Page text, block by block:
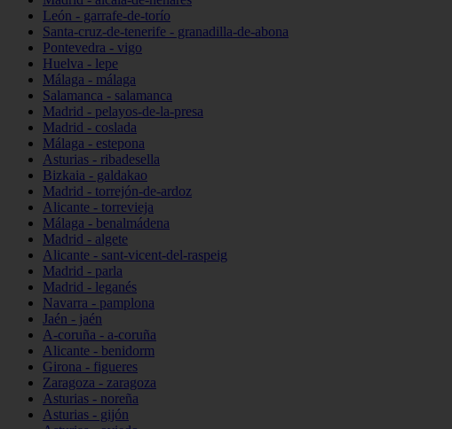
León - garrafe-de-torío
Santa-cruz-de-tenerife - granadilla-de-abona
Pontevedra - vigo
Huelva - lepe
Málaga - málaga
Salamanca - salamanca
Madrid - pelayos-de-la-presa
Madrid - coslada
Málaga - estepona
Asturias - ribadesella
Bizkaia - galdakao
Madrid - torrejón-de-ardoz
Alicante - torrevieja
Málaga - benalmádena
Madrid - algete
Alicante - sant-vicent-del-raspeig
Madrid - parla
Madrid - leganés
Navarra - pamplona
Jaén - jaén
A-coruña - a-coruña
Alicante - benidorm
Girona - figueres
Zaragoza - zaragoza
Asturias - noreña
Asturias - gijón